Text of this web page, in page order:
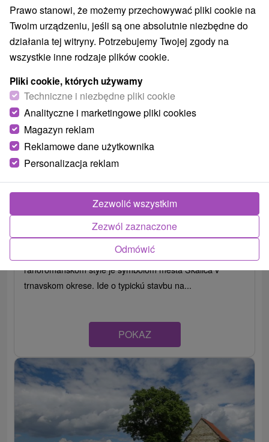
Wsie i miasta
Prietrž(1) Skalica(1)
Rotunda sv. Juraja Skalica
Trnavský kraj -Skalica
Národná kultúrna pamiatka. Rotunda postavená v
ranorománskom štýle je symbolom mesta Skalica v
trnavskom okrese. Ide o typickú stavbu na...
POKAZ
Prawo stanowi, że możemy przechowywać pliki cookie na
Twoim urządzeniu, jeśli są one absolutnie niezbędne do
działania tej witryny. Potrzebujemy Twojej zgody na
wszystkie inne rodzaje plików cookie.
Pliki cookie, których używamy
Techniczne i niezbędne pliki cookie
Analityczne i marketingowe pliki cookies
Magazyn reklam
Reklamowe dane użytkownika
Personalizacja reklam
Odmówić
Zezwól zaznaczone
Zezwolić wszystkim